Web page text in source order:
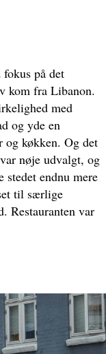
på det
kom fra Libanon.
med
og yde en
og køkken. Og det
nøje udvalgt, og
endnu mere
til særlige
Restauranten var